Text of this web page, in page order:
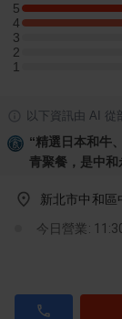
5
5 星：2 則評論
4
4 星：1 則評論
3
3 星：0 則評論
2
2 星：0 則評論
1
1 星：0 則評論
以下資訊由 AI 從
“精選日本和牛
青聚餐，是中和
新北市中和區
今日營業: